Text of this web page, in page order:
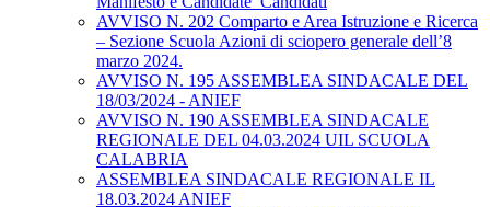
AVVISO N. 202 Comparto e Area Istruzione e Ricerca
– Sezione Scuola Azioni di sciopero generale dell’8
marzo 2024.
AVVISO N. 195 ASSEMBLEA SINDACALE DEL
18/03/2024 - ANIEF
AVVISO N. 190 ASSEMBLEA SINDACALE
REGIONALE DEL 04.03.2024 UIL SCUOLA
CALABRIA
ASSEMBLEA SINDACALE REGIONALE IL
18.03.2024 ANIEF